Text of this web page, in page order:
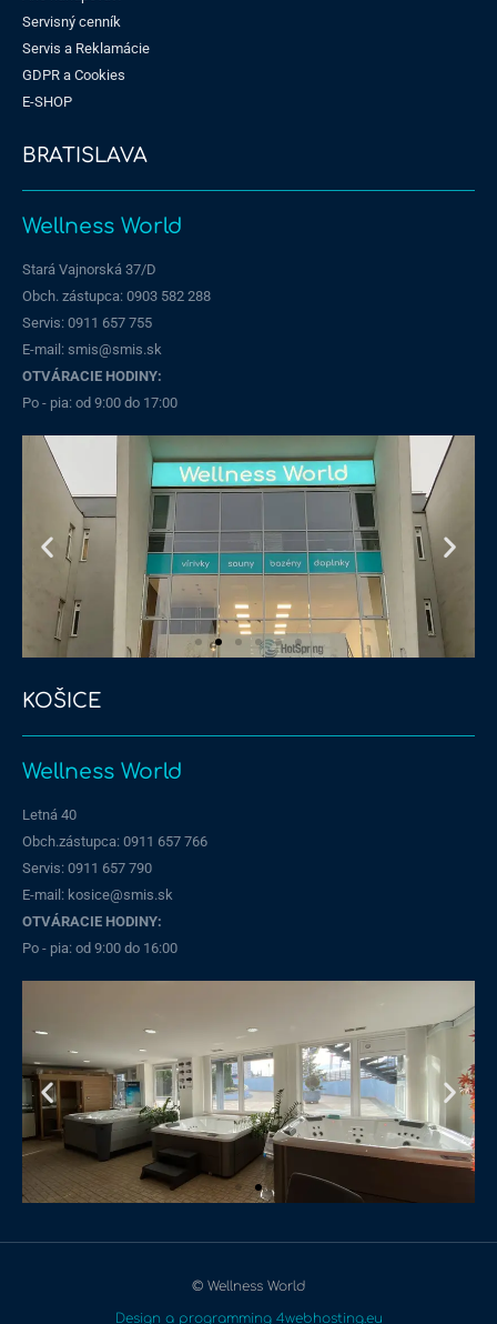
Servisný cenník
Servis a Reklamácie
GDPR a Cookies
E-SHOP
BRATISLAVA
Wellness World
Stará Vajnorská 37/D
Obch. zástupca: 0903 582 288
Servis: 0911 657 755
E-mail: smis@smis.sk
OTVÁRACIE HODINY:
Po - pia: od 9:00 do 17:00
KOŠICE
Wellness World
Letná 40
Obch.zástupca: 0911 657 766
Servis: 0911 657 790​
E-mail: kosice@smis.sk
OTVÁRACIE HODINY:
Po - pia: od 9:00 do 16:00
© Wellness World
Design a programming 4webhosting.eu